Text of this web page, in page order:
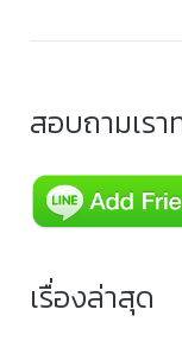
สอบถามเรา
เรื่องล่าสุด